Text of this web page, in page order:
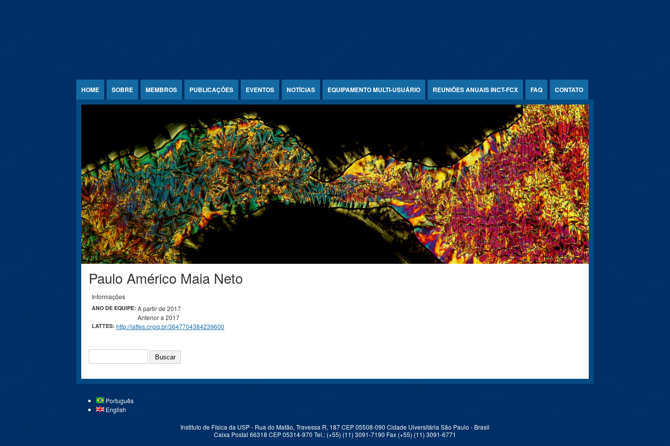
HOME SOBRE MEMBROS PUBLICAÇÕES EVENTOS NOTÍCIAS EQUIPAMENTO MULTI-USUÁRIO REUNIÕES ANUAIS INCT-FCX FAQ CONTATO
Você está aqui
Paulo Américo Maia Neto
Informações
ANO DE EQUIPE: A partir de 2017
Anterior a 2017
LATTES: http://lattes.cnpq.br/3647704384239600
Português
English
Instituto de Física da USP - Rua do Matão, Travessa R, 187 CEP 05508-090 Cidade Uiversitária São Paulo - Brasil
Caixa Postal 66318 CEP 05314-970 Tel.: (+55) (11) 3091-7190 Fax (+55) (11) 3091-6771